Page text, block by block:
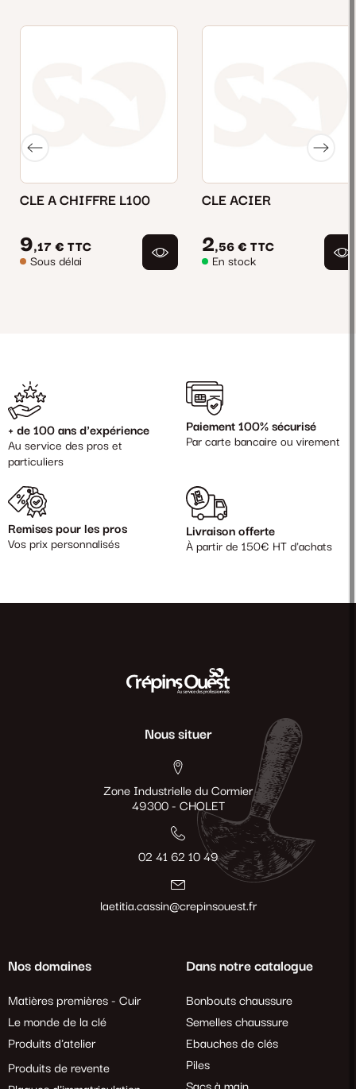
CLE A CHIFFRE L100
9,17 € TTC
Sous délai
CLE ACIER
2,56 € TTC
En stock
+ de 100 ans d'expérience
Au service des pros et
particuliers
Paiement 100% sécurisé
Par carte bancaire ou virement
Remises pour les pros
Vos prix personnalisés
Livraison offerte
À partir de 150€ HT d'achats
Nous situer
Zone Industrielle du Cormier
49300 - CHOLET
02 41 62 10 49
laetitia.cassin@crepinsouest.fr
Nos domaines
Matières premières - Cuir
Le monde de la clé
Produits d'atelier
Produits de revente
Dans notre catalogue
Bonbouts chaussure
Semelles chaussure
Ebauches de clés
Piles